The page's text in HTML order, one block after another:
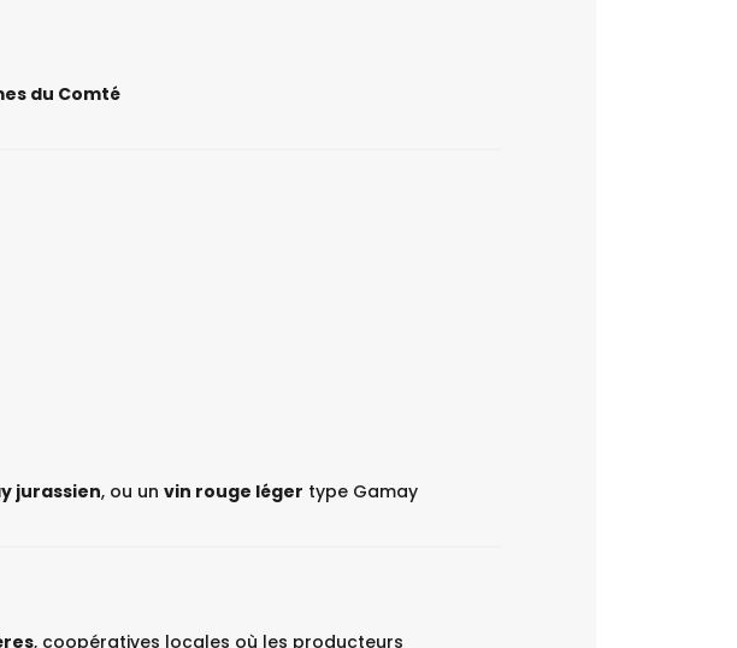
du Comté
jurassien, ou un vin rouge léger type Gamay
, coopératives locales où les producteurs